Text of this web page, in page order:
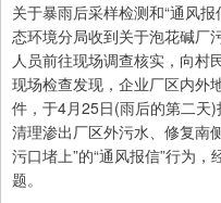
关于暴雨后采样检测和“通风
态环境分局收到关于泡花碱厂
人员前往现场调查核实，向村
现场检查发现，企业厂区内外
件，于4月25日(雨后的第二天
清理渗出厂区外污水、修复南
污口堵上”的“通风报信”行为
题。